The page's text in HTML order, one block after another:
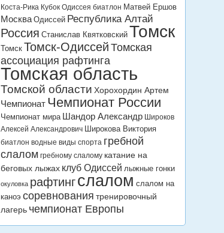
Коста-Рика Кубок Одиссея биатлон Матвей Ершов
Москва Одиссей Республика Алтай
Россия Станислав Квятковский Томск
Томск Томск-Одиссей Томская
ассоциация рафтинга
Томская область
Томской области Хорохордин Артем
Чемпионат Чемпионат России
Чемпионат мира Шандор Александр Широков
Алексей Александрович Широкова Виктория
биатлон водные виды спорта гребной
слалом гребному слалому катание на
беговых лыжах клуб Одиссей лыжные гонки
окуловка рафтингслалом слалом на
каноэ соревнования тренировочный
лагерь чемпионат Европы